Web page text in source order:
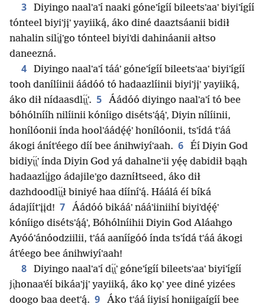
3
Diyingo naalʼaʼí naaki góneʼígíí bileetsʼaaʼ biyiʼígíí
tónteel biyiʼjįʼ yayiiką́, áko diné daaztsáanii bidił
nahalin silı̨́įʼgo tónteel biyiʼdi dahináanii ałtso
daneezná.
4
Diyingo naalʼaʼí tááʼ góneʼígíí bileetsʼaaʼ biyiʼígíí
tooh danílíinii áádóó tó hadaazlíinii biyiʼjįʼ yayiiką́,
áko dił nídaasdlı̨́ı̨́ʼ. 5
Áádóó diyingo naalʼaʼí tó bee
bóhólnííh nilíinii kóníigo disétsʼą́ą́ʼ, Diyin nílíinii,
honílóonii índa hoolʼáádę́ę́ʼ honílóonii, tsʼídá tʼáá
ákogi ánítʼéego díí bee ánihwiyíʼaah. 6
Éí Diyin God
bidiyı̨́ı̨́ʼ índa Diyin God yá dahalneʼii yę́ę dabidił bąąh
hadaazlı̨́įgo ádajileʼgo dazníłtseed, áko dił
dazhdoodlı̨́ı̨́ł biniyé haa dííníʼą́. Háálá éí bíká
ádajíítʼįįd! 7
Áádóó bikááʼ nááʼiiniihí biyiʼdę́ę́ʼ
kóníigo disétsʼą́ą́ʼ, Bóhólníihii Diyin God Aláahgo
Ayóóʼánóodziilii, tʼáá aaníígóó índa tsʼídá tʼáá ákogi
átʼéego bee ánihwiyíʼaah!
8
Diyingo naalʼaʼí dı̨́ı̨́ʼ góneʼígíí bileetsʼaaʼ biyiʼígíí
jı̨́honaaʼéí bikáaʼjįʼ yayiiką́, áko kǫʼ yee diné yizées
doogo baa deetʼą́. 9
Áko tʼáá íiyisí honiigaígíí bee